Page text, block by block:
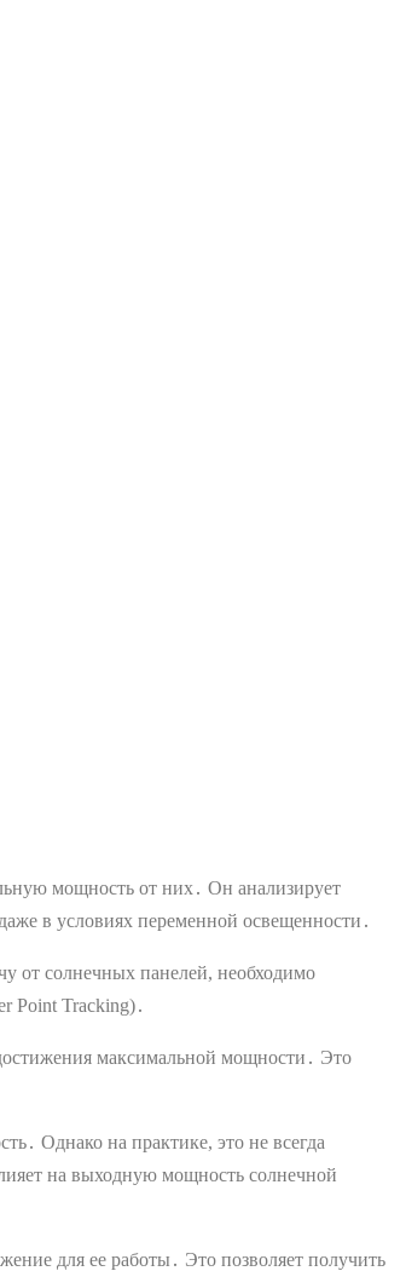
мощность от них․ Он анализирует
в условиях переменной освещенности․
от солнечных панелей, необходимо
Point Tracking)․
максимальной мощности․ Это
Однако на практике, это не всегда
на выходную мощность солнечной
для ее работы․ Это позволяет получить